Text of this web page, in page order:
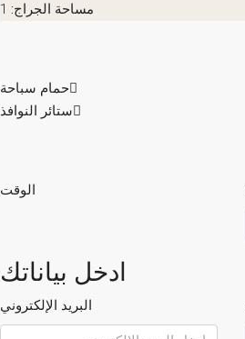
مساحة الجراج: 1
حمام سباحة
ستائر النوافذ
الوقت
ادخل بياناتك
البريد الإلكتروني